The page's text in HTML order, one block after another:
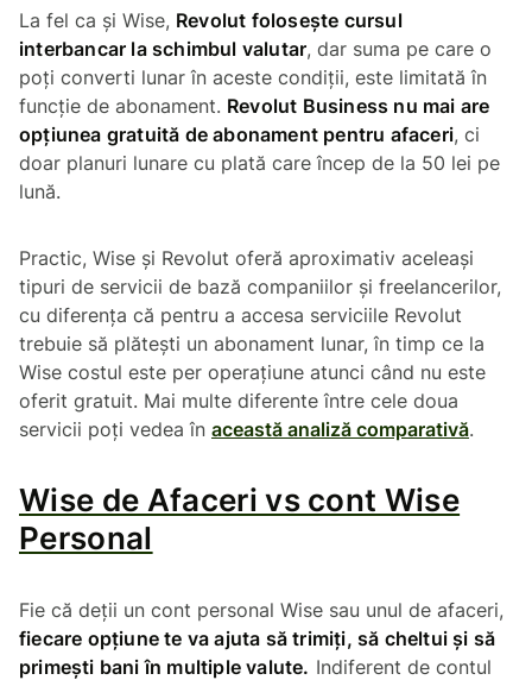
La fel ca și Wise, Revolut folosește cursul
interbancar la schimbul valutar, dar suma pe care o
poți converti lunar în aceste condiții, este limitată în
funcție de abonament. Revolut Business nu mai are
opțiunea gratuită de abonament pentru afaceri, ci
doar planuri lunare cu plată care încep de la 50 lei pe
lună.
Practic, Wise și Revolut oferă aproximativ aceleași
tipuri de servicii de bază companiilor și freelancerilor,
cu diferența că pentru a accesa serviciile Revolut
trebuie să plătești un abonament lunar, în timp ce la
Wise costul este per operațiune atunci când nu este
oferit gratuit. Mai multe diferente între cele doua
servicii poți vedea în această analiză comparativă.
Wise de Afaceri vs cont Wise
Personal
Fie că deții un cont personal Wise sau unul de afaceri,
fiecare opțiune te va ajuta să trimiți, să cheltui și să
primești bani în multiple valute. Indiferent de contul